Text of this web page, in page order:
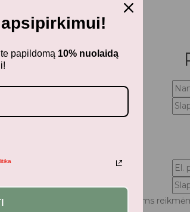
paskyros valdymui bei kitoms
papildomą 10% nuolaidą